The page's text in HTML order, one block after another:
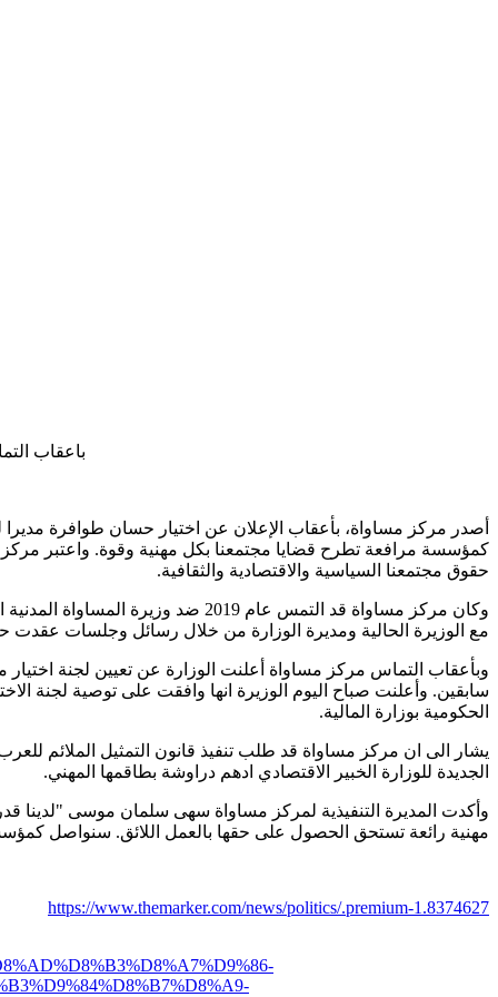
باعقاب
أصدر مركز مساواة، بأعقاب الإعلان عن اختيار حسان طوافرة
كمؤسسة مرافعة تطرح قضايا مجتمعنا بكل مهنية وقوة. واعتبر مركز
حقوق مجتمعنا السياسية والاقتصادية والثقافية.
وكان مركز مساواة قد التمس عام
مع الوزيرة الحالية ومديرة الوزارة من خلال رسائل وجلسات عقدت
سابقين. وأعلنت صباح اليوم الوزيرة انها وافقت على توصية لجنة
الحكومية بوزارة المالية.
الجديدة للوزارة الخبير الاقتصادي ادهم دراوشة بطاقمها المهني.
وأكدت المديرة التنفيذية لمركز مساواة سهى سلمان موسى "لدينا
مهنية رائعة تستحق الحصول على حقها بالعمل اللائق. سنواصل
https://www.themarker.com/news/politics/.premium-1.8374627